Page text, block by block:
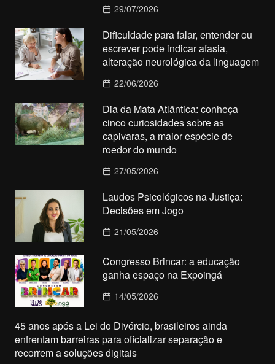
29/07/2026
Dificuldade para falar, entender ou
escrever pode indicar afasia,
alteração neurológica da linguagem
22/06/2026
Dia da Mata Atlântica: conheça
cinco curiosidades sobre as
capivaras, a maior espécie de
roedor do mundo
27/05/2026
Laudos Psicológicos na Justiça:
Decisões em Jogo
21/05/2026
Congresso Brincar: a educação
ganha espaço na Expoingá
14/05/2026
45 anos após a Lei do Divórcio, brasileiros ainda
enfrentam barreiras para oficializar separação e
recorrem a soluções digitais